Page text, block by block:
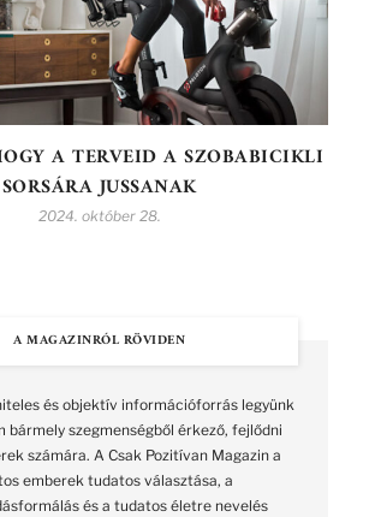
A TERVEID A SZOBABICIKLI
SORSÁRA JUSSANAK
2024. október 28.
A MAGAZINRÓL RÖVIDEN
és objektív információforrás legyünk
bármely szegmenségből érkező, fejlődni
számára. A Csak Pozitívan Magazin a
emberek tudatos választása, a
és a tudatos életre nevelés